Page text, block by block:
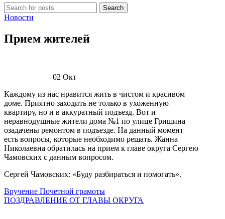
Search
Новости
Прием жителей
02Окт
Каждому из нас нравится жить в чистом и красивом
доме. Приятно заходить не только в ухоженную
квартиру, но и в аккуратный подъезд. Вот и
неравнодушные жители дома №1 по улице Гришина
озадачены ремонтом в подъезде. На данный момент
есть вопросы, которые необходимо решать. Жанна
Николаевна обратилась на прием к главе округа Сергею
Чамовских с данным вопросом.
Сергей Чамовских: «Буду разбираться и помогать».
Вручение Почетной грамоты
ПОЗДРАВЛЕНИЕ ОТ ГЛАВЫ ОКРУГА